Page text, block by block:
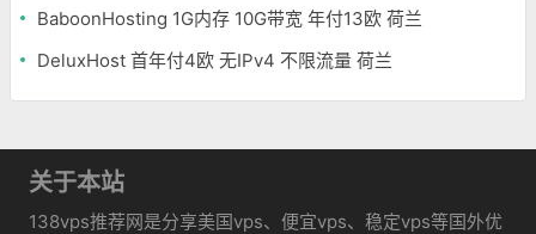
BaboonHosting 1G内存 10G带宽 年付13欧 荷兰
DeluxHost 首年付4欧 无IPv4 不限流量 荷兰
关于本站
138vps推荐网是分享美国vps、便宜vps、稳定vps等国外优